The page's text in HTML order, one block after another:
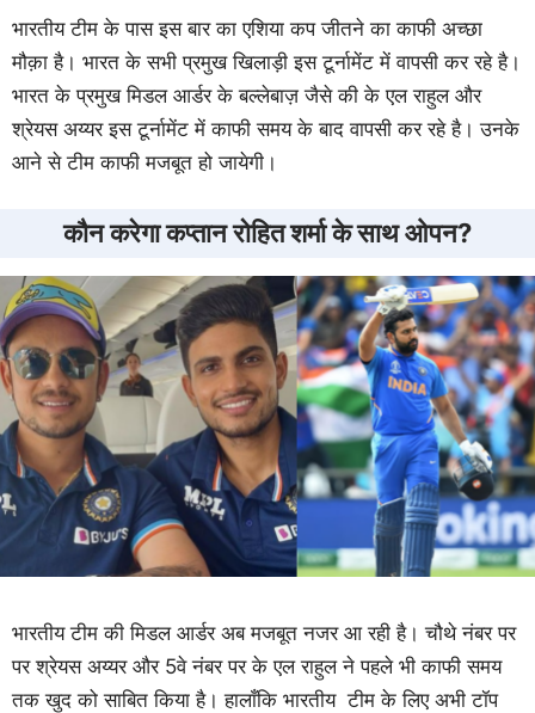
भारतीय टीम के पास इस बार का एशिया कप जीतने का काफी अच्छा
मौक़ा है। भारत के सभी प्रमुख खिलाड़ी इस टूर्नामेंट में वापसी कर रहे है।
भारत के प्रमुख मिडल आर्डर के बल्लेबाज़ जैसे की के एल राहुल और
श्रेयस अय्यर इस टूर्नामेंट में काफी समय के बाद वापसी कर रहे है। उनके
आने से टीम काफी मजबूत हो जायेगी।
कौन करेगा कप्तान रोहित शर्मा के साथ ओपन?
भारतीय टीम की मिडल आर्डर अब मजबूत नजर आ रही है। चौथे नंबर पर
पर श्रेयस अय्यर और 5वे नंबर पर के एल राहुल ने पहले भी काफी समय
तक खुद को साबित किया है। हालाँकि भारतीय टीम के लिए अभी टॉप